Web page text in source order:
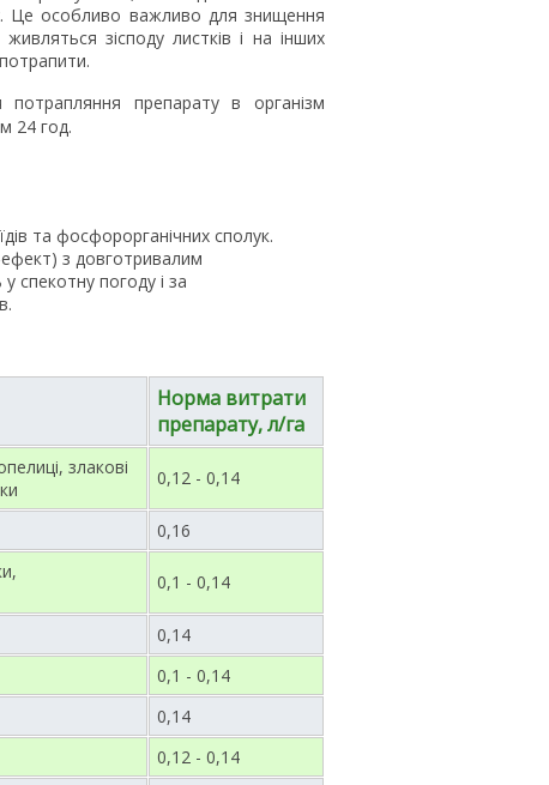
Це особливо важливо для знищення
зісподу листків і на інших
потрапляння препарату в організм
24 год.
та фосфорорганічних сполук.
ефект) з довготривалим
у спекотну погоду і за
Норма витрати
препарату, л/га
злакові
0,12 - 0,14
0,16
0,1 - 0,14
0,14
0,1 - 0,14
0,14
0,12 - 0,14